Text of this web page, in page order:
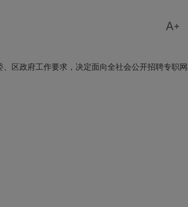

政府工作要求，决定面向全社会公开招聘专职网